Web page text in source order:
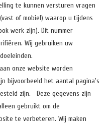
te kunnen versturen vragen
of mobiel) waarop u tijdens
werk zijn). Dit nummer
Wij gebruiken uw
onze website worden
bijvoorbeeld het aantal pagina's
zijn. Deze gegevens zijn
gebruikt om de
te verbeteren. Wij maken